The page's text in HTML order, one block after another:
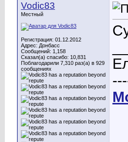
Vodic83
Местный
Регистрация: 01.12.2012
Адрес: Донбасс
Сообщений: 1,158
Сказал(а) спасибо: 10,831
Поблагодарили 7,310 раз(а) в 929
сообщениях